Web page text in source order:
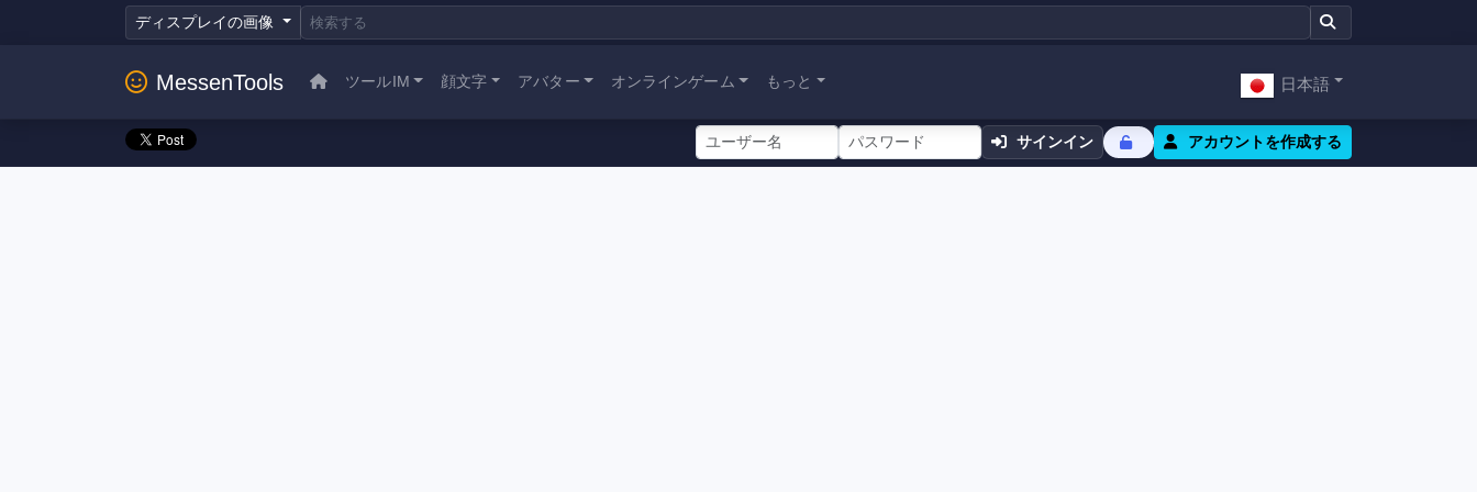
ディスプレイの画像
MessenTools ツールIM 顔文字 アバター オンラインゲーム もっと 日本語
サインイン アカウントを作成する